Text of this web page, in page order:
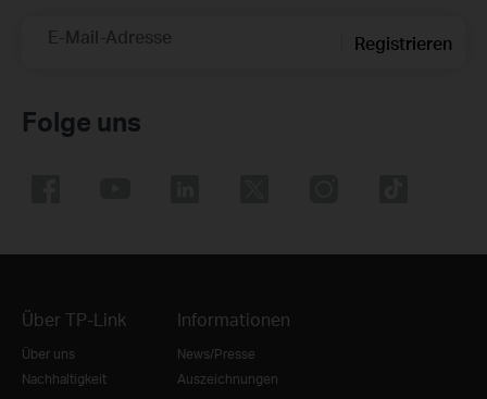
E-Mail-Adresse Registrieren
Folge uns
Über TP-Link
Über uns
Nachhaltigkeit
Informationen
News/Presse
Auszeichnungen